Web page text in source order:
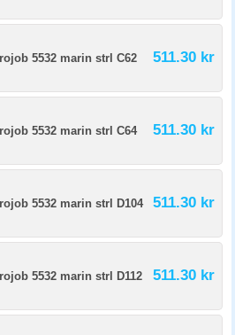
5532 marin strl C62 511.30 kr
5532 marin strl C64 511.30 kr
5532 marin strl D104 511.30 kr
5532 marin strl D112 511.30 kr